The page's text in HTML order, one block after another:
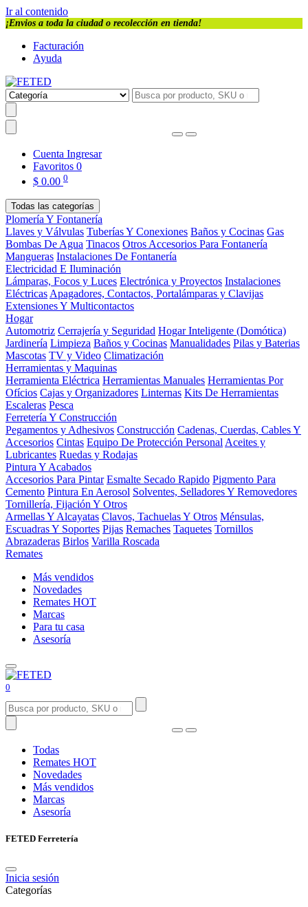
Ir al contenido
¡Envios a toda la ciudad o recolección en tienda!
Facturación
Ayuda
Cuenta Ingresar
Favoritos 0
$ 0.00 0
Todas las categorías
Plomería Y Fontanería
Llaves y Válvulas Tuberías Y Conexiones Baños y Cocinas Gas
Bombas De Agua Tinacos Otros Accesorios Para Fontanería
Mangueras Instalaciones De Fontanería
Electricidad E Iluminación
Lámparas, Focos y Luces Electrónica y Proyectos Instalaciones
Eléctricas Apagadores, Contactos, Portalámparas y Clavijas
Extensiones Y Multicontactos
Hogar
Automotriz Cerrajería y Seguridad Hogar Inteligente (Domótica)
Jardinería Limpieza Baños y Cocinas Manualidades Pilas y Baterias
Mascotas TV y Video Climatización
Herramientas y Maquinas
Herramienta Eléctrica Herramientas Manuales Herramientas Por
Ofícios Cajas y Organizadores Linternas Kits De Herramientas
Escaleras Pesca
Ferretería Y Construcción
Pegamentos y Adhesivos Construcción Cadenas, Cuerdas, Cables Y
Accesorios Cintas Equipo De Protección Personal Aceites y
Lubricantes Ruedas y Rodajas
Pintura Y Acabados
Accesorios Para Pintar Esmalte Secado Rapido Pigmento Para
Cemento Pintura En Aerosol Solventes, Selladores Y Removedores
Tornillería, Fijación Y Otros
Armellas Y Alcayatas Clavos, Tachuelas Y Otros Ménsulas,
Escuadras Y Soportes Pijas Remaches Taquetes Tornillos
Abrazaderas Birlos Varilla Roscada
Remates
Más vendidos
Novedades
Remates HOT
Marcas
Para tu casa
Asesoría
0
Todas
Remates HOT
Novedades
Más vendidos
Marcas
Asesoría
FETED Ferretería
Inicia sesión
Categorías